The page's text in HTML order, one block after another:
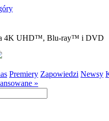
4K UHD™, Blu-ray™ i DVD
Premiery Zapowiedzi Newsy
»